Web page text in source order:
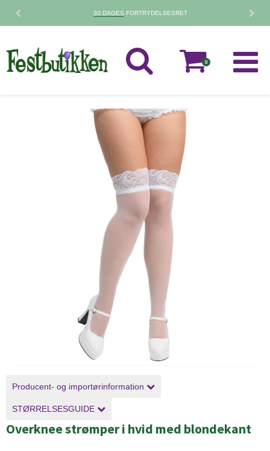
30 DAGES FORTRYDELSESRET
0
Producent- og importørinformation
STØRRELSESGUIDE
Overknee strømper i hvid med blondekant